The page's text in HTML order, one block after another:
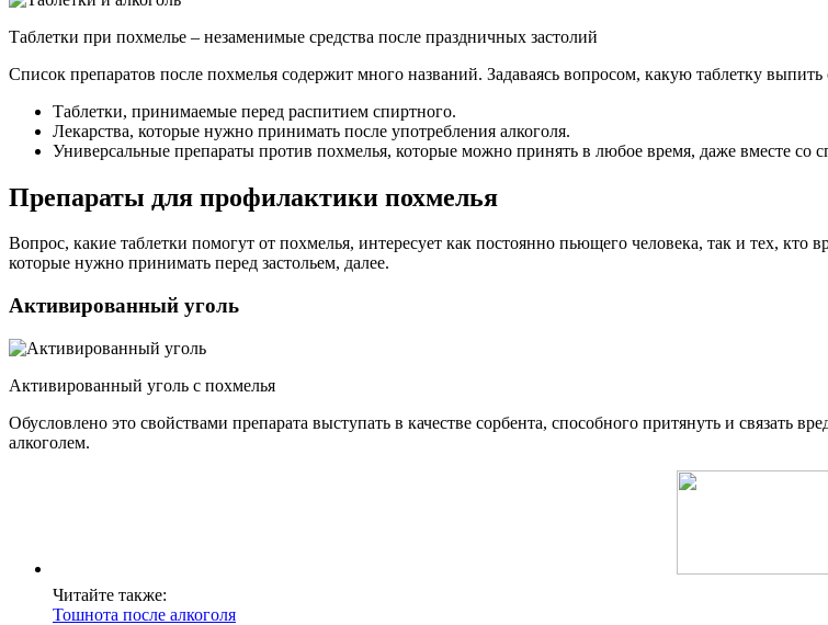
Таблетки при похмелье – незаменимые средства после праздничных застолий
Список препаратов после похмелья содержит много названий. Задаваясь вопросом, какую таблетку
Таблетки, принимаемые перед распитием спиртного.
Лекарства, которые нужно принимать после употребления алкоголя.
Универсальные препараты против похмелья, которые можно принять в любое время, даже вместе со
Препараты для профилактики похмелья
Вопрос, какие таблетки помогут от похмелья, интересует как постоянно пьющего человека, так и тех,
которые нужно принимать перед застольем, далее.
Активированный уголь
Активированный уголь с похмелья
Обусловлено это свойствами препарата выступать в качестве сорбента, способного притянуть и связать
алкоголем.
Читайте также:
Тошнота после алкоголя